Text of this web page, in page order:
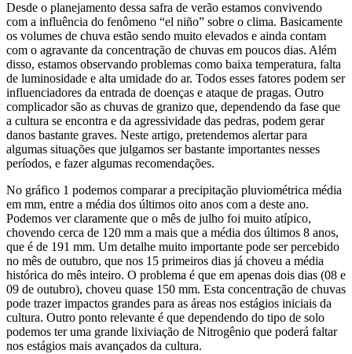
Desde o planejamento dessa safra de verão estamos convivendo
com a influência do fenômeno “el niño” sobre o clima. Basicamente
os volumes de chuva estão sendo muito elevados e ainda contam
com o agravante da concentração de chuvas em poucos dias. Além
disso, estamos observando problemas como baixa temperatura, falta
de luminosidade e alta umidade do ar. Todos esses fatores podem ser
influenciadores da entrada de doenças e ataque de pragas. Outro
complicador são as chuvas de granizo que, dependendo da fase que
a cultura se encontra e da agressividade das pedras, podem gerar
danos bastante graves. Neste artigo, pretendemos alertar para
algumas situações que julgamos ser bastante importantes nesses
períodos, e fazer algumas recomendações.
No gráfico 1 podemos comparar a precipitação pluviométrica média
em mm, entre a média dos últimos oito anos com a deste ano.
Podemos ver claramente que o mês de julho foi muito atípico,
chovendo cerca de 120 mm a mais que a média dos últimos 8 anos,
que é de 191 mm. Um detalhe muito importante pode ser percebido
no mês de outubro, que nos 15 primeiros dias já choveu a média
histórica do mês inteiro. O problema é que em apenas dois dias (08 e
09 de outubro), choveu quase 150 mm. Esta concentração de chuvas
pode trazer impactos grandes para as áreas nos estágios iniciais da
cultura. Outro ponto relevante é que dependendo do tipo de solo
podemos ter uma grande lixiviação de Nitrogênio que poderá faltar
nos estágios mais avançados da cultura.